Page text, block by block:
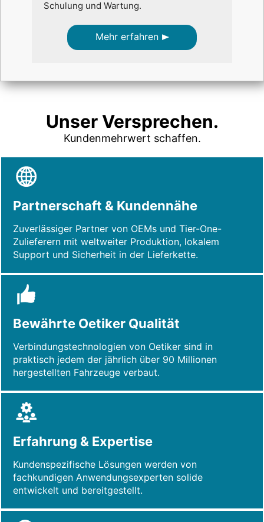
Schulung und Wartung.
Mehr erfahren
Unser Versprechen.
Kundenmehrwert schaffen.
Partnerschaft & Kundennähe
Zuverlässiger Partner von OEMs und Tier-One-
Zulieferern mit weltweiter Produktion, lokalem
Support und Sicherheit in der Lieferkette.
Bewährte Oetiker Qualität
Verbindungstechnologien von Oetiker sind in
praktisch jedem der jährlich über 90 Millionen
hergestellten Fahrzeuge verbaut.
Erfahrung & Expertise
Kundenspezifische Lösungen werden von
fachkundigen Anwendungsexperten solide
entwickelt und bereitgestellt.